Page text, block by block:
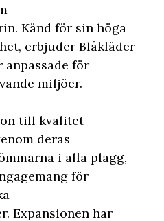
Känd för sin höga
erbjuder Blåkläder
anpassade för
miljöer.
till kvalitet
deras
i alla plagg,
för
Expansionen har